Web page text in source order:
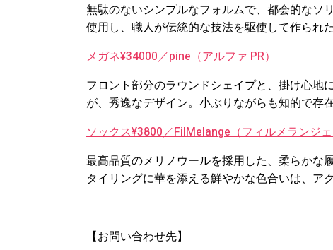
無駄のないシンプルなフォルムで、都会的なソ
使用し、職人が伝統的な技法を駆使して作られ
メガネ¥34000／pine（アルファ PR）
フロント部分のラウンドシェイプと、掛け心地
が、秀逸なデザイン。小ぶりながらも知的で存
ソックス¥3800／FilMelange（フィルメランジ
最高品質のメリノウールを採用した、柔らかな
タイリングに華を添える鮮やかな色合いは、ア
【お問い合わせ先】